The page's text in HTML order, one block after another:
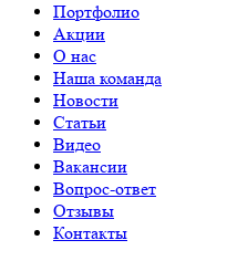
Портфолио
Акции
О нас
Наша команда
Новости
Статьи
Видео
Вакансии
Вопрос-ответ
Отзывы
Контакты